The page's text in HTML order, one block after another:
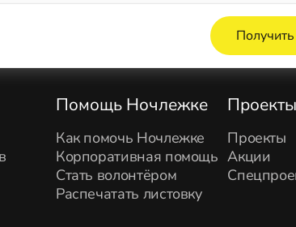
Помощь Ночлежке
Как помочь Ночлежке
Корпоративная помощь
Стать волонтёром
Распечатать листовку
Проекты
Проекты
Акции